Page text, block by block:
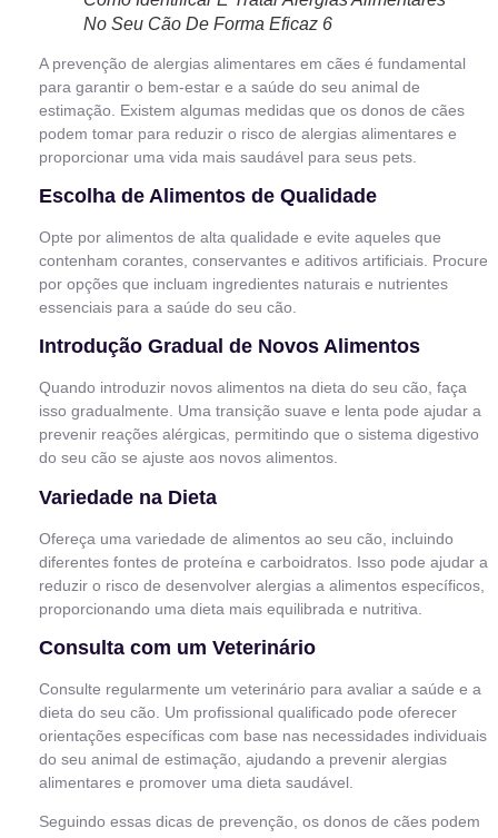
No Seu Cão De Forma Eficaz 6
A prevenção de alergias alimentares em cães é fundamental
para garantir o bem-estar e a saúde do seu animal de
estimação. Existem algumas medidas que os donos de cães
podem tomar para reduzir o risco de alergias alimentares e
proporcionar uma vida mais saudável para seus pets.
Escolha de Alimentos de Qualidade
Opte por alimentos de alta qualidade e evite aqueles que
contenham corantes, conservantes e aditivos artificiais. Procure
por opções que incluam ingredientes naturais e nutrientes
essenciais para a saúde do seu cão.
Introdução Gradual de Novos Alimentos
Quando introduzir novos alimentos na dieta do seu cão, faça
isso gradualmente. Uma transição suave e lenta pode ajudar a
prevenir reações alérgicas, permitindo que o sistema digestivo
do seu cão se ajuste aos novos alimentos.
Variedade na Dieta
Ofereça uma variedade de alimentos ao seu cão, incluindo
diferentes fontes de proteína e carboidratos. Isso pode ajudar a
reduzir o risco de desenvolver alergias a alimentos específicos,
proporcionando uma dieta mais equilibrada e nutritiva.
Consulta com um Veterinário
Consulte regularmente um veterinário para avaliar a saúde e a
dieta do seu cão. Um profissional qualificado pode oferecer
orientações específicas com base nas necessidades individuais
do seu animal de estimação, ajudando a prevenir alergias
alimentares e promover uma dieta saudável.
Seguindo essas dicas de prevenção, os donos de cães podem